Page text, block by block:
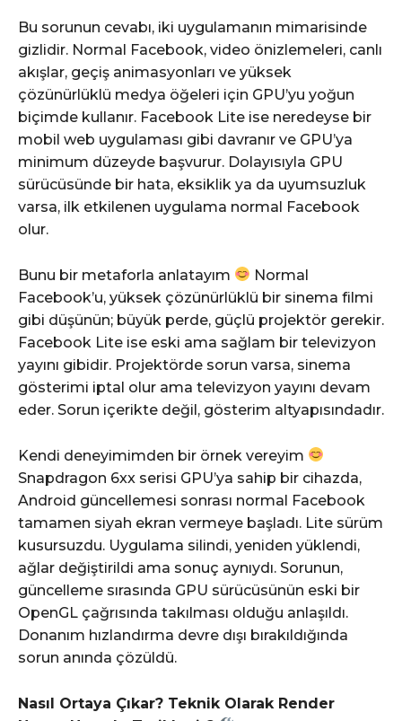
Bu sorunun cevabı, iki uygulamanın mimarisinde
gizlidir. Normal Facebook, video önizlemeleri, canlı
akışlar, geçiş animasyonları ve yüksek
çözünürlüklü medya öğeleri için GPU’yu yoğun
biçimde kullanır. Facebook Lite ise neredeyse bir
mobil web uygulaması gibi davranır ve GPU’ya
minimum düzeyde başvurur. Dolayısıyla GPU
sürücüsünde bir hata, eksiklik ya da uyumsuzluk
varsa, ilk etkilenen uygulama normal Facebook
olur.
Bunu bir metaforla anlatayım
Normal
Facebook’u, yüksek çözünürlüklü bir sinema filmi
gibi düşünün; büyük perde, güçlü projektör gerekir.
Facebook Lite ise eski ama sağlam bir televizyon
yayını gibidir. Projektörde sorun varsa, sinema
gösterimi iptal olur ama televizyon yayını devam
eder. Sorun içerikte değil, gösterim altyapısındadır.
Kendi deneyimimden bir örnek vereyim
Snapdragon 6xx serisi GPU’ya sahip bir cihazda,
Android güncellemesi sonrası normal Facebook
tamamen siyah ekran vermeye başladı. Lite sürüm
kusursuzdu. Uygulama silindi, yeniden yüklendi,
ağlar değiştirildi ama sonuç aynıydı. Sorunun,
güncelleme sırasında GPU sürücüsünün eski bir
OpenGL çağrısında takılması olduğu anlaşıldı.
Donanım hızlandırma devre dışı bırakıldığında
sorun anında çözüldü.
Nasıl Ortaya Çıkar? Teknik Olarak Render